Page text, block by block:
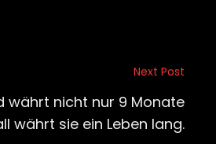
Next Post
währt nicht nur 9 Monate
währt sie ein Leben lang.